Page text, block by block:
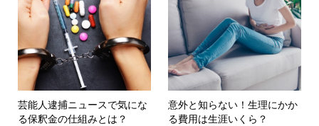
芸能人逮捕ニュースで気にな
る保釈金の仕組みとは？
意外と知らない！生理にかか
る費用は生涯いくら？